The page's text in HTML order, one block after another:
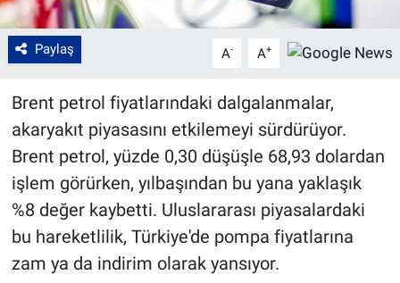
Paylaş A- A+
Brent petrol fiyatlarındaki dalgalanmalar,
akaryakıt piyasasını etkilemeyi sürdürüyor.
Brent petrol, yüzde 0,30 düşüşle 68,93 dolardan
işlem görürken, yılbaşından bu yana yaklaşık
%8 değer kaybetti. Uluslararası piyasalardaki
bu hareketlilik, Türkiye'de pompa fiyatlarına
zam ya da indirim olarak yansıyor.